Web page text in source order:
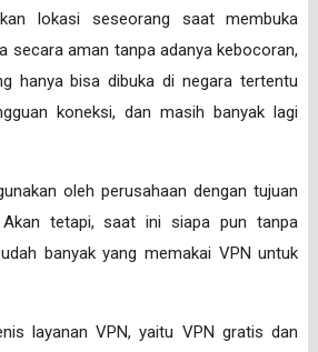
lokasi seseorang saat membuka
secara aman tanpa adanya kebocoran,
hanya bisa dibuka di negara tertentu
koneksi, dan masih banyak lagi
oleh perusahaan dengan tujuan
Akan tetapi, saat ini siapa pun tanpa
banyak yang memakai VPN untuk
layanan VPN, yaitu VPN gratis dan